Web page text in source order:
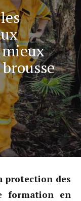
mieux
protection des
formation en